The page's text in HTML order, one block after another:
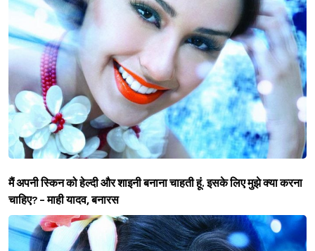
मैं अपनी स्किन को हेल्दी और शाइनी बनाना चाहती हूं. इसके लिए मुझे क्या करना
चाहिए? - माही यादव, बनारस